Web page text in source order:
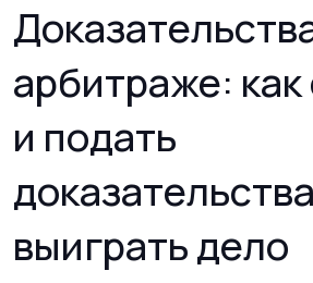
арбитраже: как
и подать
выиграть дело